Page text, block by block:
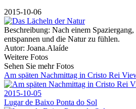
2015-10-06
Beschreibung: Nach einem Spaziergang,
entspannen und die Natur zu fühlen.
Autor: Joana.Alaíde
Weitere Fotos
Sehen Sie mehr Fotos
Am späten Nachmittag in Cristo Rei
2015-10-05
Lugar de Baixo Ponta do Sol